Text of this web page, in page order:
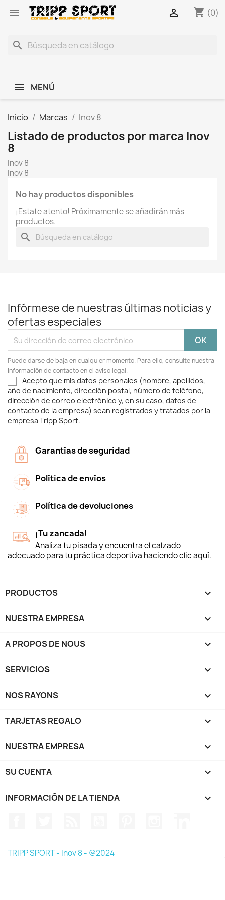
 shopping_cart (0)

search
MENÚ
Inicio Marcas Inov 8
Listado de productos por marca Inov
8
Inov 8
Inov 8
No hay productos disponibles
¡Estate atento! Próximamente se añadirán más
productos.
search
Infórmese de nuestras últimas noticias y
ofertas especiales
Puede darse de baja en cualquier momento. Para ello, consulte nuestra
información de contacto en el aviso legal.
Acepto que mis datos personales (nombre, apellidos,
año de nacimiento, dirección postal, número de teléfono,
dirección de correo electrónico y, en su caso, datos de
contacto de la empresa) sean registrados y tratados por la
empresa Tripp Sport.
Garantías de seguridad
Política de envíos
Política de devoluciones
¡Tu zancada!
Analiza tu pisada y encuentra el calzado
adecuado para tu práctica deportiva haciendo clic aquí.
PRODUCTOS 
NUESTRA EMPRESA 
A PROPOS DE NOUS 
SERVICIOS 
NOS RAYONS 
TARJETAS REGALO 
NUESTRA EMPRESA 
SU CUENTA 
INFORMACIÓN DE LA TIENDA keyboard_arrow_down
TRIPP SPORT - Inov 8 - @2024